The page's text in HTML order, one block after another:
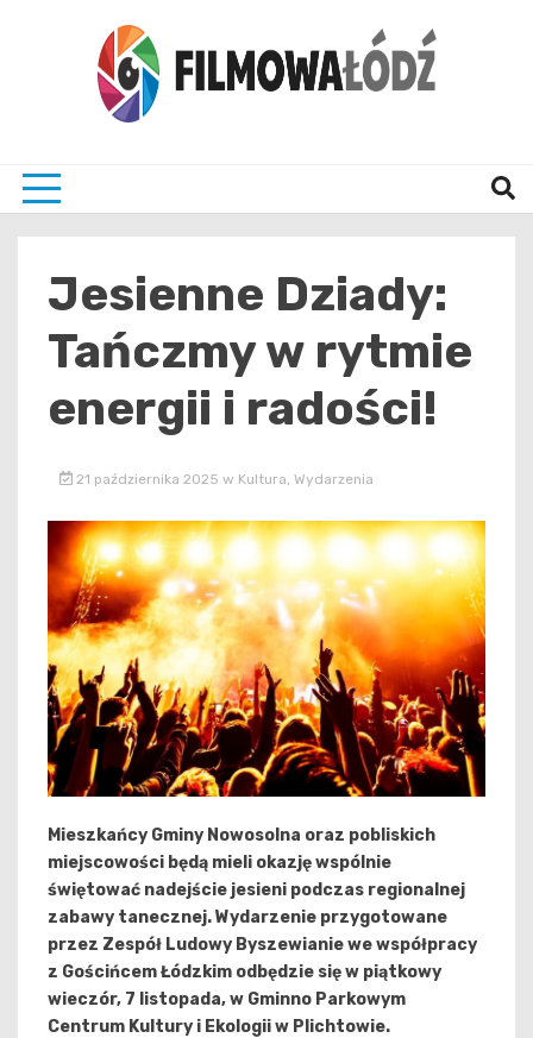
Jesienne Dziady:
Tańczmy w rytmie
energii i radości!
21 października 2025 w Kultura Wydarzenia
Mieszkańcy Gminy Nowosolna oraz pobliskich
miejscowości będą mieli okazję wspólnie
świętować nadejście jesieni podczas regionalnej
zabawy tanecznej. Wydarzenie przygotowane
przez Zespół Ludowy Byszewianie we współpracy
z Gościńcem Łódzkim odbędzie się w piątkowy
wieczór, 7 listopada, w Gminno Parkowym
Centrum Kultury i Ekologii w Plichtowie.